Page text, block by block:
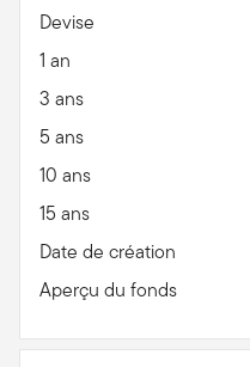
Devise
1 an
3 ans
5 ans
10 ans
15 ans
Date de création
Aperçu du fonds